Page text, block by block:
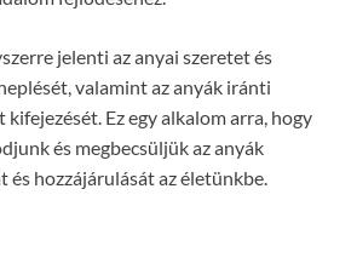
jelenti az anyai szeretet és
valamint az anyák iránti
Ez egy alkalom arra, hogy
és megbecsüljük az anyák
és hozzájárulását az életünkbe.